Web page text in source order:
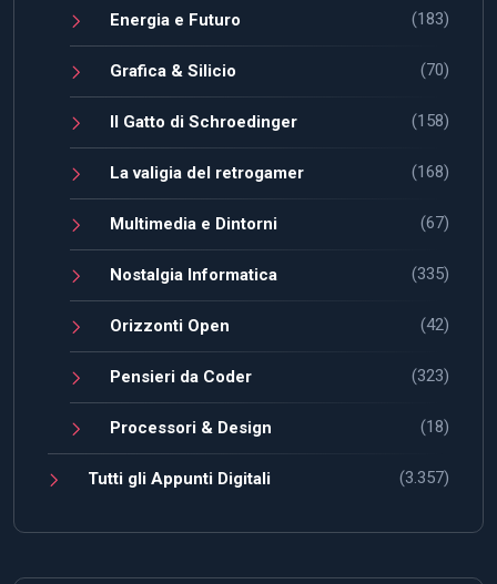
Energia e Futuro (183)
Grafica & Silicio (70)
Il Gatto di Schroedinger (158)
La valigia del retrogamer (168)
Multimedia e Dintorni (67)
Nostalgia Informatica (335)
Orizzonti Open (42)
Pensieri da Coder (323)
Processori & Design (18)
Tutti gli Appunti Digitali (3.357)